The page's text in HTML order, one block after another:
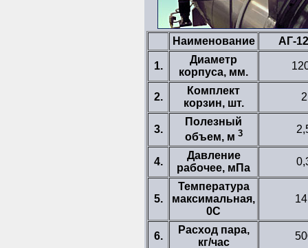
Наименование АГ-
1.
Диаметр
корпуса, мм.
2.
Комплект
корзин, шт.
2
3.
Полезный
объем, м 3
4.
Давление
рабочее, мПа
5.
Температура
максимальная,
0С
6.
Расход пара,
кг/час